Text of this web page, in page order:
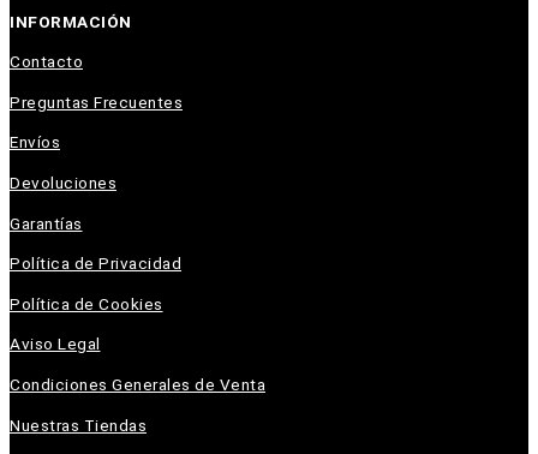
INFORMACIÓN
Contacto
Preguntas Frecuentes
Envíos
Devoluciones
Garantías
Política de Privacidad
Política de Cookies
Aviso Legal
Condiciones Generales de Venta
Nuestras Tiendas